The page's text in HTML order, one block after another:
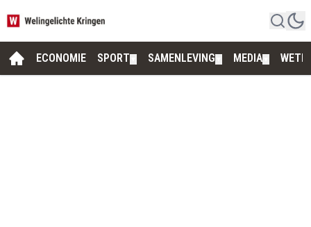
ECONOMIE SPORT SAMENLEVING MEDIA